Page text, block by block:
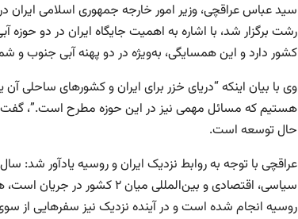
سید عباس عراقچی، وزیر امور خارجه جمهوری اسلامی ایران
کشور دارد و این همسایگی، به‌ویژه در دو پهنه آبی جنوب و
وی با بیان اینکه “دریای خزر برای ایران و کشورهای
هستیم که مسائل مهمی نیز در این حوزه مطرح است.”،
حال توسعه است.
سیاسی، اقتصادی و
روسیه انجام شده است و در آینده نزدیک نیز سفرهایی از